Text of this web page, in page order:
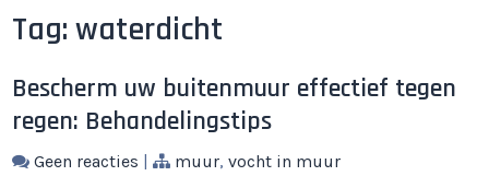
Tag:waterdicht
Bescherm uw buitenmuur effectief tegen
regen: Behandelingstips
Geen reacties | muur,vocht in muur